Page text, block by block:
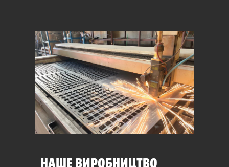
НАШЕ ВИРОБНИЦТВО